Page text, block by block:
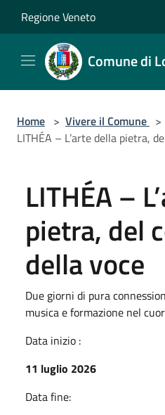
Regione Veneto
Comune di
Home > Vivere il Comune >
LITHÉA – L’arte della pietra,
LITHÉA –
pietra, del
della voce
Due giorni di pura
musica e formazione nel
Data inizio :
11 luglio 2026
Data fine: